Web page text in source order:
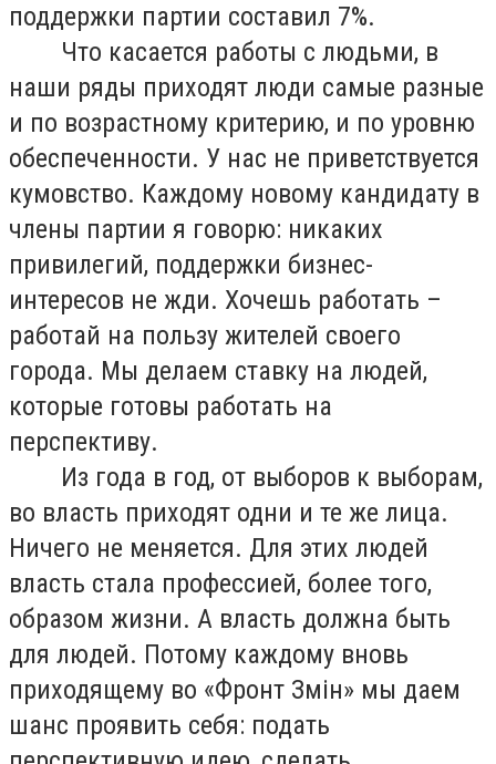
поддержки партии составил 7%.
Что касается работы с людьми, в
наши ряды приходят люди самые разные
и по возрастному критерию, и по уровню
обеспеченности. У нас не приветствуется
кумовство. Каждому новому кандидату в
члены партии я говорю: никаких
привилегий, поддержки бизнес-
интересов не жди. Хочешь работать –
работай на пользу жителей своего
города. Мы делаем ставку на людей,
которые готовы работать на
перспективу.
Из года в год, от выборов к выборам,
во власть приходят одни и те же лица.
Ничего не меняется. Для этих людей
власть стала профессией, более того,
образом жизни. А власть должна быть
для людей. Потому каждому вновь
приходящему во «Фронт Змін» мы даем
шанс проявить себя: подать